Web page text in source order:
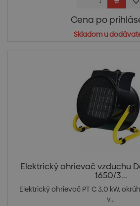
Cena po
Skladom u
Elektrický ohrievač vzduchu
1650/3...
Elektrický ohrievač PT C 3,0 kW,
v...